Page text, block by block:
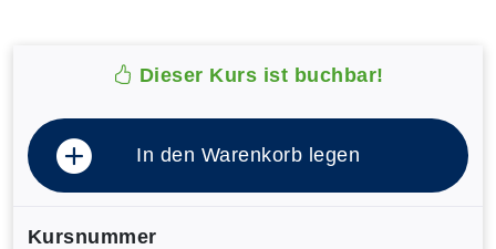
Dieser Kurs ist buchbar!
In den Warenkorb legen
Kursnummer